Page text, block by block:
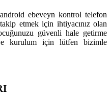
ebeveyn kontrol telefon
etmek için ihtiyacınız olan
güvenli hale getirme
kurulum için lütfen bizimle